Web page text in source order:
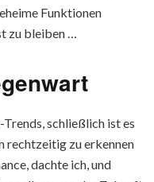
Funktionen
zu bleiben …
schließlich ist es
rechtzeitig zu erkennen
dachte ich, und